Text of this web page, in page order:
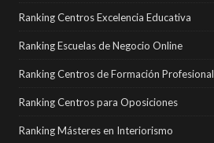
Ranking Centros Excelencia Educativa
Ranking Escuelas de Negocio Online
Ranking Centros de Formación Profesional
Ranking Centros para Oposiciones
Ranking Másteres en Interiorismo